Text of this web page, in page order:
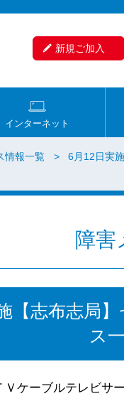
新規ご加入
インターネット
情報一覧 6月12日実
障害
【志布志局
ス
ケーブルテレビサ